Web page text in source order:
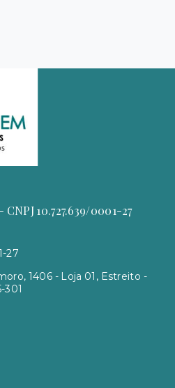
10.727.639/0001-27
27
1406 - Loja 01, Estreito -
301